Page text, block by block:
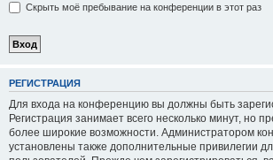
Скрыть моё пребывание на конференции в этот раз
РЕГИСТРАЦИЯ
Для входа на конференцию вы должны быть
Регистрация занимает всего несколько минут, но
более широкие возможности. Администратором
установлены также дополнительные привилегии